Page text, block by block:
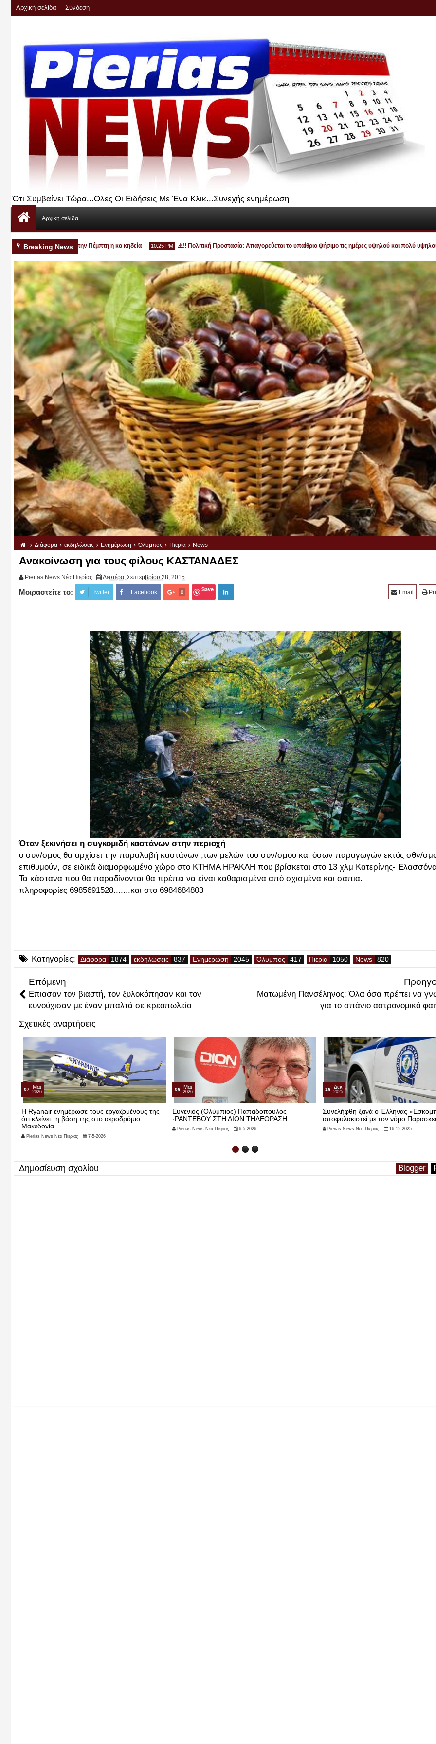
Αρχική σελίδα Σύνδεση
Ότι Συμβαίνει Τώρα...Ολες Οι Ειδήσεις Με Ένα Κλικ...Συνεχής ενημέρωση
Αρχική σελίδα
Breaking News
στην Κατερίνη - την Πέμπτη η κα κηδεία 10:25 PM
03 Αυγ
2026
⚠️‼️ Πολιτική Προστασία: Απαγορεύεται το υπαίθριο ψήσιμο τις ημέρες υψηλού και πολύ υψηλού
Διάφορα εκδηλώσεις Ενημέρωση Όλυμπος Πιερία News
Ανακοίνωση για τους φίλους ΚΑΣΤΑΝΑΔΕΣ
Pierias News Νέα Πιερίας Δευτέρα, Σεπτεμβρίου 28, 2015
Μοιραστείτε το: Twitter Facebook 0 Save Email
Όταν ξεκινήσει η συγκομιδή καστάνων στην περιοχή
ο συν/σμος θα αρχίσει την παραλαβή καστάνων ,των μελών του συν/σμου και όσων παραγωγών εκτός σθν/
επιθυμούν, σε ειδικά διαμορφωμένο χώρο στο ΚΤΗΜΑ ΗΡΑΚΛΗ που βρίσκεται στο 13 χλμ Κατερίνης-
Τα κάστανα που θα παραδίνονται θα πρέπει να είναι καθαρισμένα από σχισμένα και σάπια.
πληροφορίες 6985691528.......και στο 6984684803
Κατηγορίες: Διάφορα εκδηλώσεις Ενημέρωση Όλυμπος Πιερία News
Επόμενη
Επιασαν τον βιαστή, τον ξυλοκόπησαν και τον
ευνούχισαν με έναν μπαλτά σε κρεοπωλείο
Ματωμένη Πανσέληνος: Όλα όσα πρέπει να
για το σπάνιο αστρονομικό
Σχετικές αναρτήσεις
07 Μαι
2026
H Ryanair ενημέρωσε τους εργαζομένους της
ότι κλείνει τη βάση της στο αεροδρόμιο
Μακεδονία
Pierias News Νέα Πιερίας 7-5-2026
06 Μαι
2026
Ευγενιος (Ολύμπιος) Παπαδοπουλος
·ΡΑΝΤΕΒΟΥ ΣΤΗ ΔΙΟΝ ΤΗΛΕΟΡΑΣΗ
Pierias News Νέα Πιερίας 6-5-2026
16 Δεκ
2025
Συνελήφθη ξανά ο Έλληνας
αποφυλακιστεί με τον νόμο
Pierias News Νέα Πιερίας 16-12-2025
Δημοσίευση σχολίου Blogger